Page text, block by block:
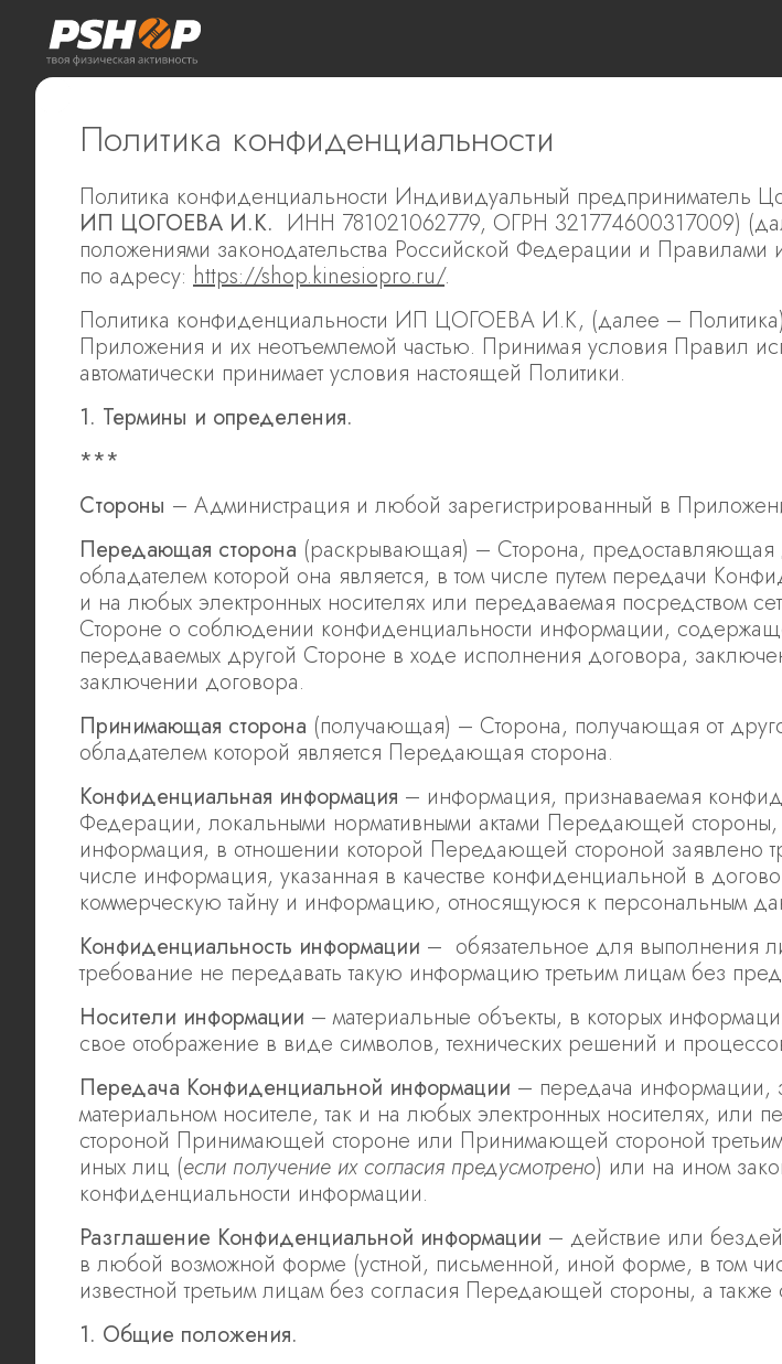
Политика конфиденциальности
Политика конфиденциальности Индивидуальный предприниматель
ИП ЦОГОЕВА И.К. ИНН 781021062779, ОГРН 321774600317009)
положениями законодательства Российской Федерации и
по адресу: https://shop.kinesiopro.ru/.
Политика конфиденциальности ИП ЦОГОЕВА И.К, (далее –
Приложения и их неотъемлемой частью. Принимая условия Правил
автоматически принимает условия настоящей Политики.
1. Термины и определения.
***
Стороны – Администрация и любой зарегистрированный в
Передающая сторона (раскрывающая) – Сторона,
обладателем которой она является, в том числе путем передачи
и на любых электронных носителях или передаваемая посредством
Стороне о соблюдении конфиденциальности информации,
передаваемых другой Стороне в ходе исполнения договора,
заключении договора.
Принимающая сторона (получающая) – Сторона, получающая от
обладателем которой является Передающая сторона.
Конфиденциальная информация – информация, признаваемая
Федерации, локальными нормативными актами Передающей
информация, в отношении которой Передающей стороной заявлено
числе информация, указанная в качестве конфиденциальной в
коммерческую тайну и информацию, относящуюся к персональным
Конфиденциальность информации – обязательное для выполнения
требование не передавать такую информацию третьим лицам без
Носители информации – материальные объекты, в которых
свое отображение в виде символов, технических решений и
Передача Конфиденциальной информации – передача информации,
материальном носителе, так и на любых электронных носителях,
стороной Принимающей стороне или Принимающей стороной
иных лиц (если получение их согласия предусмотрено) или на ином
конфиденциальности информации.
Разглашение Конфиденциальной информации – действие или
в любой возможной форме (устной, письменной, иной форме, в том
известной третьим лицам без согласия Передающей стороны, а
1. Общие положения.